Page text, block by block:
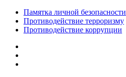
Памятка личной безопасности
Противодействие терроризму
Противодействие коррупции